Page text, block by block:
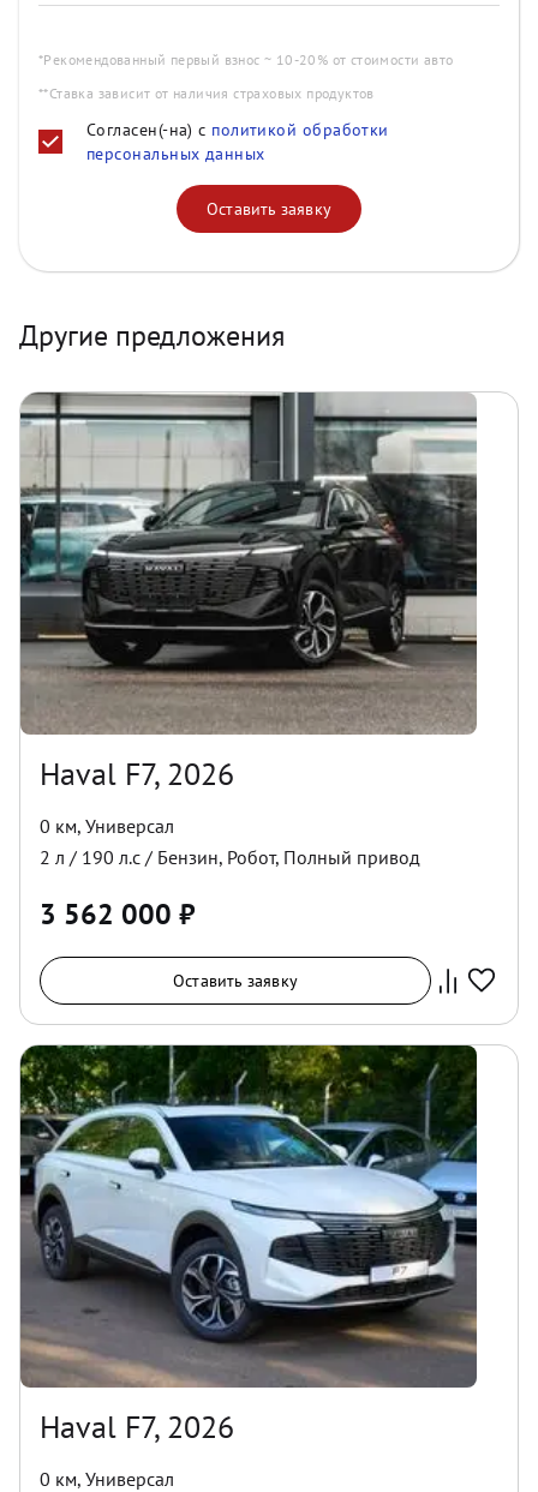
*Рекомендованный первый взнос ~ 10-20% от стоимости авто
**Ставка зависит от наличия страховых продуктов
Согласен(-на) с политикой обработки
персональных данных
Оставить заявку
Другие предложения
Haval F7, 2026
0 км, Универсал
2 л / 190 л.с / Бензин, Робот, Полный привод
3 562 000 ₽
Оставить заявку
Haval F7, 2026
0 км, Универсал